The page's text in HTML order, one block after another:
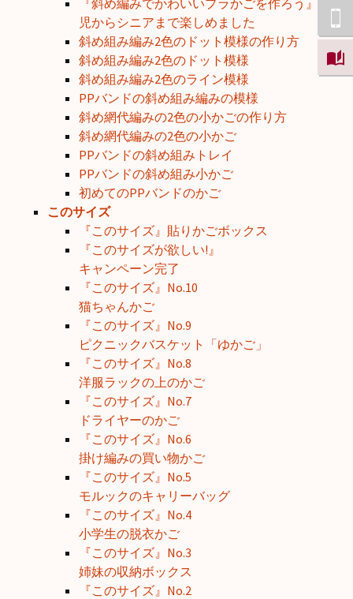
『斜め編みでかわいいプラかごを作ろう』園
児からシニアまで楽しめました
斜め組み編み2色のドット模様の作り方
斜め組み編み2色のドット模様
斜め組み編み2色のライン模様
PPバンドの斜め組み編みの模様
斜め網代編みの2色の小かごの作り方
斜め網代編みの2色の小かご
PPバンドの斜め組みトレイ
PPバンドの斜め組み小かご
初めてのPPバンドのかご
このサイズ
『このサイズ』貼りかごボックス
『このサイズが欲しい!』
キャンペーン完了
『このサイズ』No.10
猫ちゃんかご
『このサイズ』No.9
ピクニックバスケット「ゆかご」
『このサイズ』No.8
洋服ラックの上のかご
『このサイズ』No.7
ドライヤーのかご
『このサイズ』No.6
掛け編みの買い物かご
『このサイズ』No.5
モルックのキャリーバッグ
『このサイズ』No.4
小学生の脱衣かご
『このサイズ』No.3
姉妹の収納ボックス
『このサイズ』No.2